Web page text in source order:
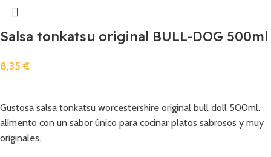
Salsa tonkatsu original BULL-DOG 500ml
8,35€
Gustosa salsa tonkatsu worcestershire original bull doll 500ml.
alimento con un sabor único para cocinar platos sabrosos y muy
originales.